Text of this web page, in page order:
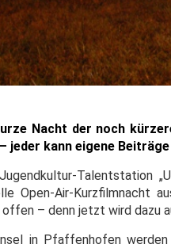
Nacht der noch
jeder kann eigene
Talentstation
Open-Air-Kurzfilmnacht
– denn jetzt wird dazu
in Pfaffenhofen werden